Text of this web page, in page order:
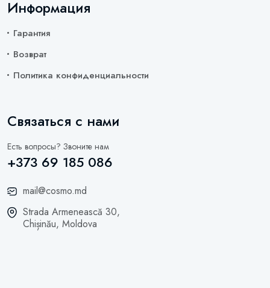
Информация
Гарантия
Возврат
Политика конфиденциальности
Связаться с нами
Есть вопросы? Звоните нам
+373 69 185 086
mail@cosmo.md
Strada Armenească 30,
Chișinău, Moldova